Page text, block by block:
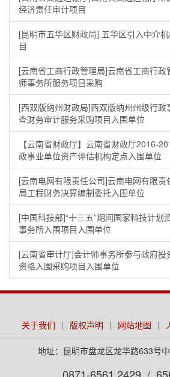
经济责任审计项目
[昆明市五华区财政局] 五华区引入中介
目
[云南省工商行政管理局]云南省工商行政
师事务所服务项目采购
[西双版纳州财政局]西双版纳州州级行政
查财务审计服务采购项目入围单位
【云南省财政厅】云南省财政厅2016-
政事业单位资产评估机构定点入围单位
[云南电网有限责任公司]云南电网有限责
局工程财务决算编制委托入围单位
[中国科技部]“十三五”期间国家科技计划
事务所入围项目入围单位
[云南省审计厅]会计师事务所参与政府投
资格入围采购项目入围单位
关于我们 | 版权声明 | 网站地图 |
地址：昆明市盘龙区龙华路633号